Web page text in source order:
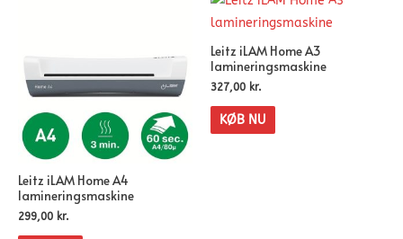
Leitz iLAM Home A4
lamineringsmaskine
299,00 kr.
Leitz iLAM Home A3
lamineringsmaskine
327,00 kr.
KØB NU